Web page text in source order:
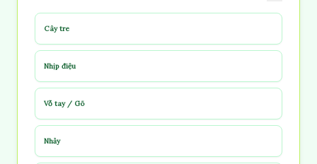
Cây tre
Nhịp điệu
Vỗ tay / Gõ
Nhảy